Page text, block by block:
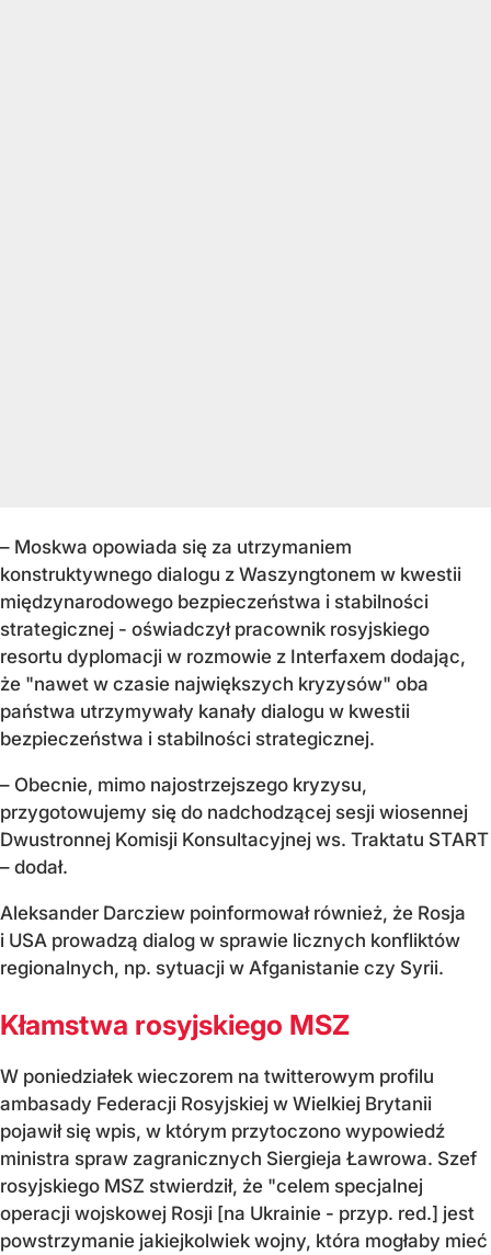
– Moskwa opowiada się za utrzymaniem
konstruktywnego dialogu z Waszyngtonem w kwestii
międzynarodowego bezpieczeństwa i stabilności
strategicznej - oświadczył pracownik rosyjskiego
resortu dyplomacji w rozmowie z Interfaxem dodając,
że "nawet w czasie największych kryzysów" oba
państwa utrzymywały kanały dialogu w kwestii
bezpieczeństwa i stabilności strategicznej.
– Obecnie, mimo najostrzejszego kryzysu,
przygotowujemy się do nadchodzącej sesji wiosennej
Dwustronnej Komisji Konsultacyjnej ws. Traktatu START
– dodał.
Aleksander Darcziew poinformował również, że Rosja
i USA prowadzą dialog w sprawie licznych konfliktów
regionalnych, np. sytuacji w Afganistanie czy Syrii.
Kłamstwa rosyjskiego MSZ
W poniedziałek wieczorem na twitterowym profilu
ambasady Federacji Rosyjskiej w Wielkiej Brytanii
pojawił się wpis, w którym przytoczono wypowiedź
ministra spraw zagranicznych Siergieja Ławrowa. Szef
rosyjskiego MSZ stwierdził, że "celem specjalnej
operacji wojskowej Rosji [na Ukrainie - przyp. red.] jest
powstrzymanie jakiejkolwiek wojny, która mogłaby mieć